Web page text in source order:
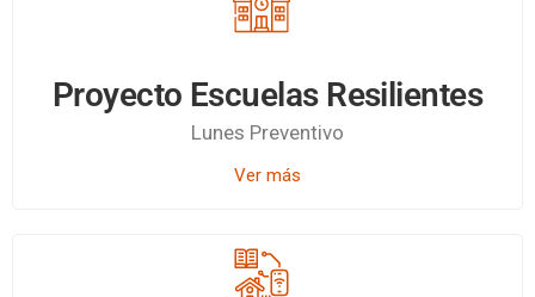
Proyecto Escuelas Resilientes
Lunes Preventivo
Ver más